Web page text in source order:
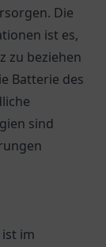
Die
ist es,
zu beziehen
Batterie des
sind
im